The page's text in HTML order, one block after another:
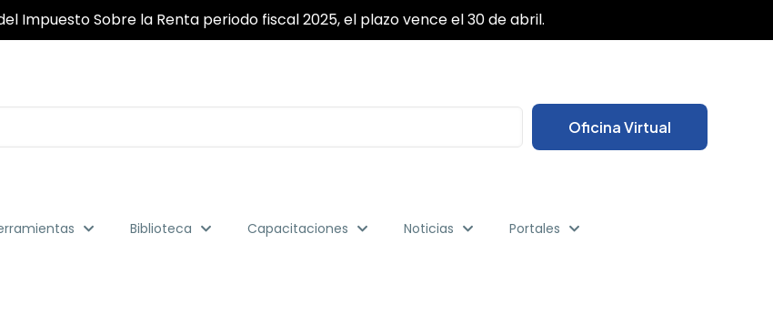
fiabilidad garantizada para que pueda realizar todas sus gestiones desde cualquier lugar.
Oficina Virtual
Biblioteca Capacitaciones Noticias
Portales